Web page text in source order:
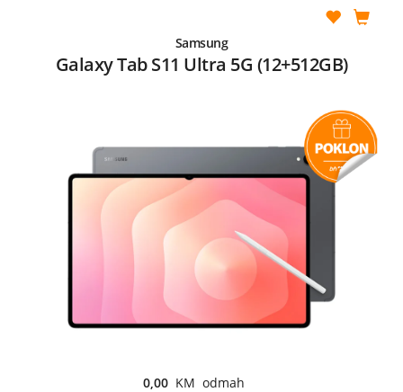
Samsung
Galaxy Tab S11 Ultra 5G (12+512GB)
0,00 KM odmah